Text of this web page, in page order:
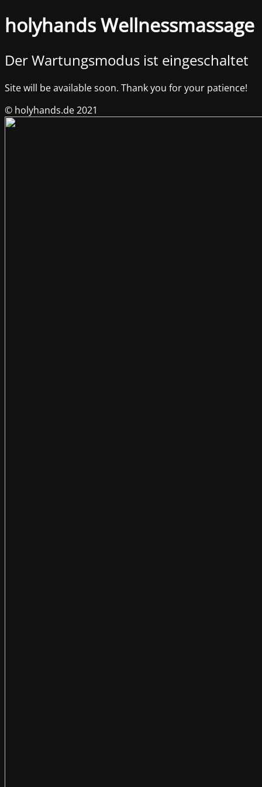
holyhands Wellnessmassage
Der Wartungsmodus ist eingeschaltet
Site will be available soon. Thank you for your patience!
© holyhands.de 2021